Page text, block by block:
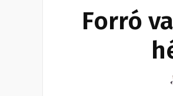
Forró